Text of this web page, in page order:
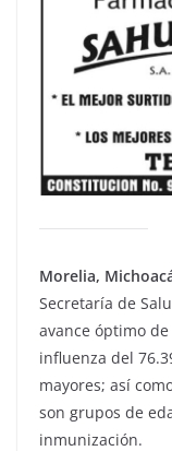
Morelia,
Secretaría de
avance óptimo
influenza del
mayores; así
son grupos de
inmunización.